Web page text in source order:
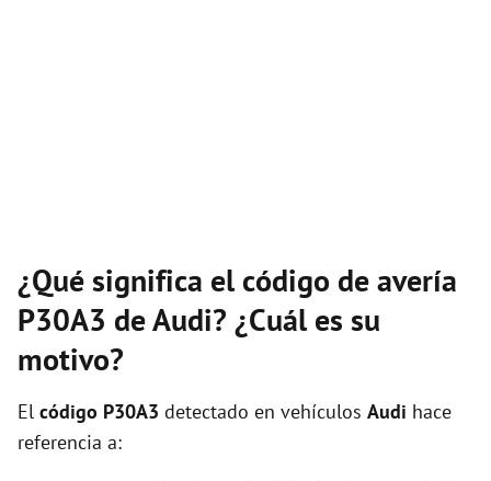
¿Qué significa el código de avería
P30A3 de Audi? ¿Cuál es su
motivo?
El código P30A3 detectado en vehículos Audi hace
referencia a: